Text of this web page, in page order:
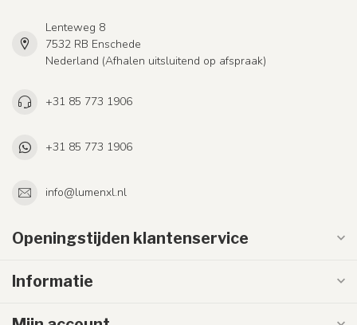
Lenteweg 8
7532 RB Enschede
Nederland (Afhalen uitsluitend op afspraak)
+31 85 773 1906
+31 85 773 1906
info@lumenxl.nl
Openingstijden klantenservice
Informatie